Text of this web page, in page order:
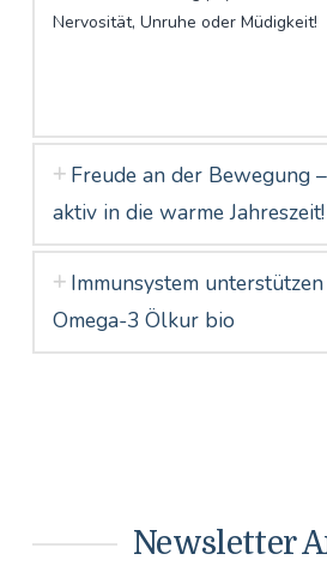
Nervosität, Unruhe oder Müdigkeit!
Freude an der Bewegung
aktiv in die warme Jahreszeit!
Immunsystem
Omega-3 Ölkur bio
Newsletter